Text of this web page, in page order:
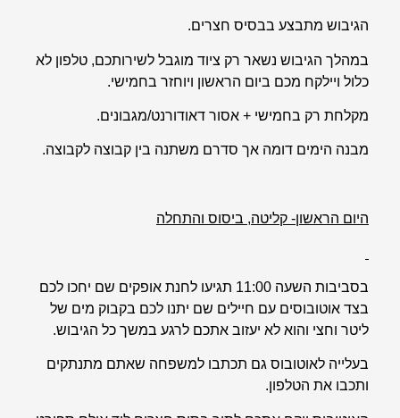
הגיבוש מתבצע בבסיס חצרים.
במהלך הגיבוש נשאר רק ציוד מוגבל לשירותכם, טלפון לא
כלול ויילקח מכם ביום הראשון ויוחזר בחמישי.
מקלחת רק בחמישי + אסור דאודורנט/מגבונים.
מבנה הימים דומה אך סדרם משתנה בין קבוצה לקבוצה.
היום הראשון- קליטה, ביסוס והתחלה
בסביבות השעה 11:00 תגיעו לחנת אופקים שם יחכו לכם
בצד אוטובוסים עם חיילים שם יתנו לכם בקבוק מים של
ליטר וחצי והוא לא יעזוב אתכם לרגע במשך כל הגיבוש.
בעלייה לאוטובוס גם תכתבו למשפחה שאתם מתנתקים
ותכבו את הטלפון.